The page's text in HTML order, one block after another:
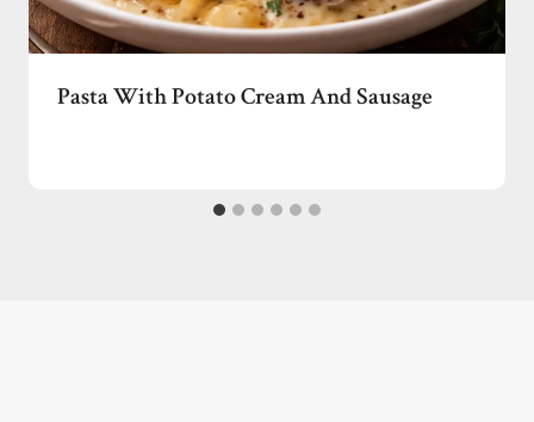
Pasta With Potato Cream And Sausage